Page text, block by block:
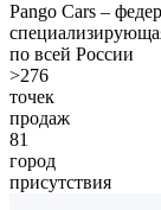
Pango Cars –
по всей России
>276
точек
продаж
81
город
присутствия